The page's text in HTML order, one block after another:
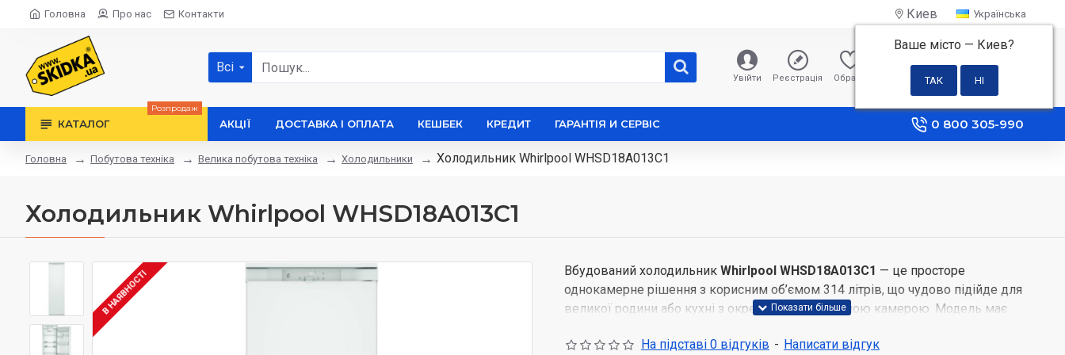
Головна Про нас Контакти Киев
Ваше місто — Киев?
Українська
Всі
Увійти Реєстрація Обране Порівняння
0 грн
КАТАЛОГ
Розпродаж
АКЦІЇ ДОСТАВКА І ОПЛАТА КЕШБЕК КРЕДИТ ГАРАНТІЯ И СЕРВІС 0 800 305-990
Головна Побутова техніка Велика побутова техніка Холодильники Холодильник Whirlpool WHSD18A013C1
Холодильник Whirlpool WHSD18A013C1
В НАЯВНОСТІ Вбудований холодильник Whirlpool WHSD18A013C1 — це просторе
однокамерне рішення з корисним об’ємом 314 літрів, що чудово підійде для
великої родини або кухні з окремою морозильною камерою. Модель має
рівномірну температуру завдяки внутрішній вентиляції та працює майже
На підставі 0 відгуків - Написати відгук